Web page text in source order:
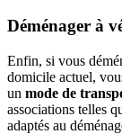
Déménager à
Enfin, si vous
domicile actuel,
un mode de
associations telles
adaptés au